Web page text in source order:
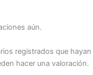
aún.
registrados que
hacer una valoración.